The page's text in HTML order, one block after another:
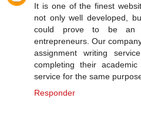
It is one of the finest
not only well developed,
could prove to be an
entrepreneurs. Our
assignment writing
completing their
service for the same
Responder